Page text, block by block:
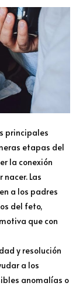
principales
etapas del
la conexión
Las
a los padres
del feto,
que con
y resolución
a los
anomalías o